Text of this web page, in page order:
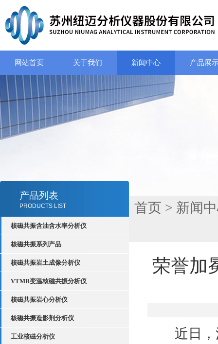
网站首页 关于我们 新闻中心 产品展
产品列表
PRODUCTS LIST
核磁共振含油含水率分析仪
核磁共振系列产品
核磁共振岩土成像分析仪
VTMR变温核磁共振分析仪
核磁共振岩心分析仪
核磁共振造影剂分析仪
工业核磁分析仪
首页 > 新闻
荣誉加
近日，